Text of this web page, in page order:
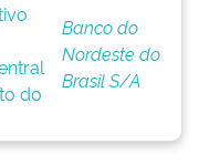
do
Banco do
Nordeste do
Brasil S/A